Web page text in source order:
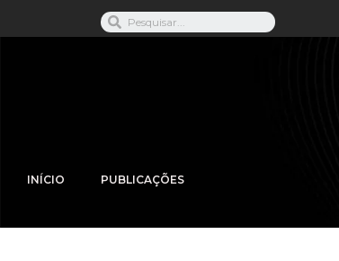
INÍCIO PUBLICAÇÕES